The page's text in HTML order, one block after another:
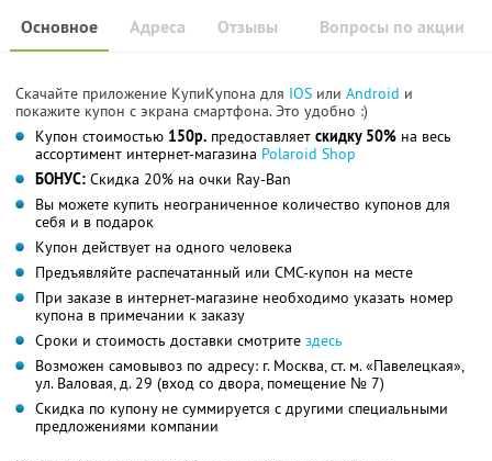
Основное Отзывы Вопросы по акции
Адреса
Скачайте приложение КупиКупона для IOS или Android и
покажите купон с экрана смартфона. Это удобно :)
Купон стоимостью 150р. предоставляет скидку 50% на весь
ассортимент интернет-магазина Polaroid Shop
БОНУС: Скидка 20% на очки Ray-Ban
Вы можете купить неограниченное количество купонов для
себя и в подарок
Купон действует на одного человека
Предъявляйте распечатанный или СМС-купон на месте
При заказе в интернет-магазине необходимо указать номер
купона в примечании к заказу
Сроки и стоимость доставки смотрите здесь
Возможен самовывоз по адресу: г. Москва, ст. м. «Павелецкая»,
ул. Валовая, д. 29 (вход со двора, помещение № 7)
Скидка по купону не суммируется с другими специальными
предложениями компании